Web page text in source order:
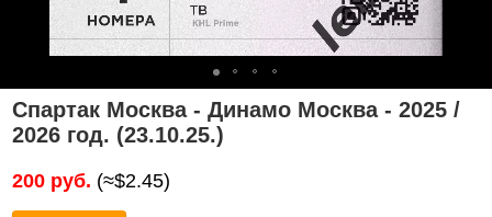
Спартак Москва - Динамо Москва - 2025 /
2026 год. (23.10.25.)
200 руб. (≈$2.45)